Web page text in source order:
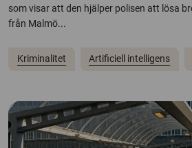
som visar att den hjälper polisen att lösa
från Malmö...
Kriminalitet Artificiell intelligens